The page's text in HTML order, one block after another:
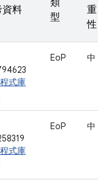
資料
類
型
重
性
式庫
EoP 中
式庫
EoP 中